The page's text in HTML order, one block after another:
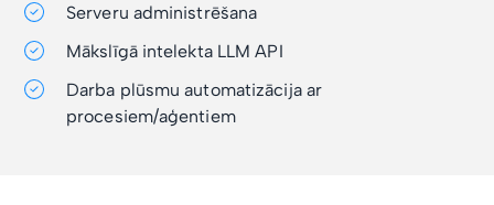
Serveru administrēšana
Mākslīgā intelekta LLM API
Darba plūsmu automatizācija ar
procesiem/aģentiem